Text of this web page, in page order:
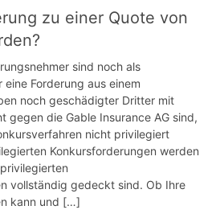
zu einer Quote von
sind noch als
Forderung aus einem
noch geschädigter Dritter mit
gegen die Gable Insurance AG sind,
nicht privilegiert
Konkursforderungen werden
vollständig gedeckt sind. Ob Ihre
kann und […]